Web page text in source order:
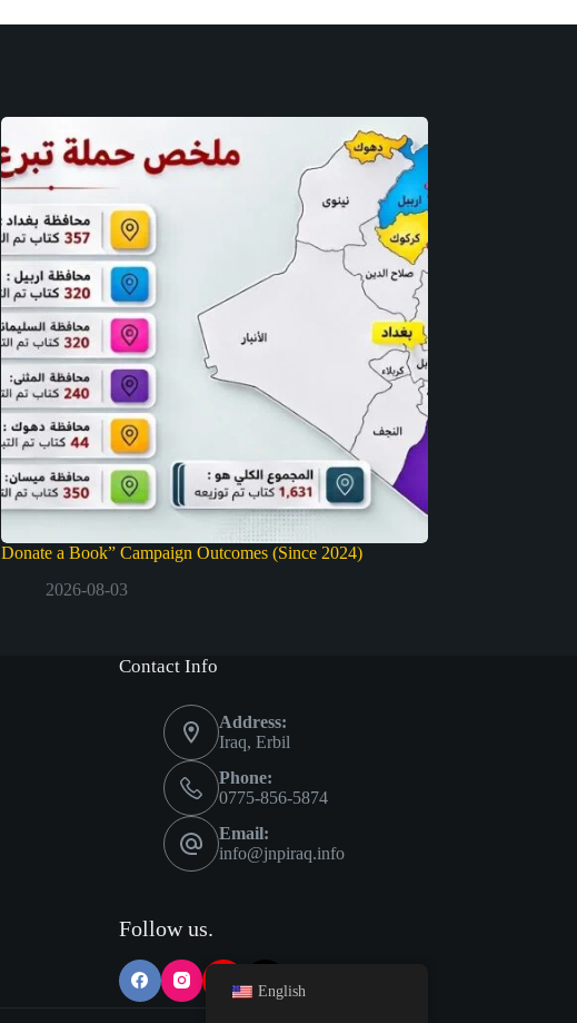
Donate a Book” Campaign Outcomes (Since 2024)
2026-08-03
Contact Info
Address:
Iraq, Erbil
Phone:
0775-856-5874
Email:
info@jnpiraq.info
Follow us.
English